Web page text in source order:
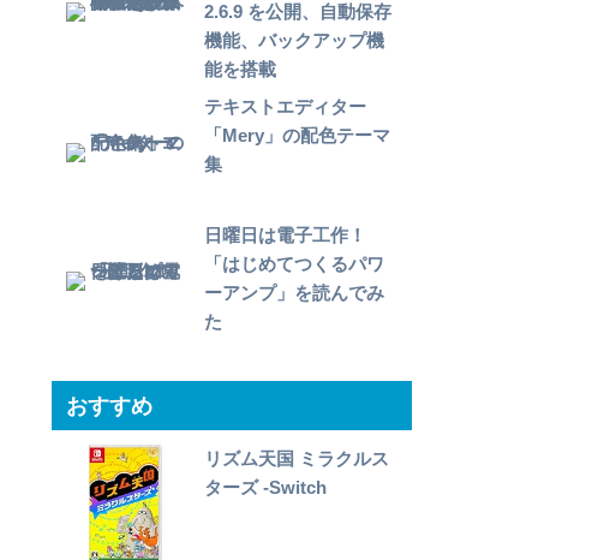
2.6.9 を公開、自動保存
機能、バックアップ機
能を搭載
テキストエディター
「Mery」の配色テーマ
集
日曜日は電子工作！
「はじめてつくるパワ
ーアンプ」を読んでみ
た
おすすめ
リズム天国 ミラクルス
ターズ -Switch